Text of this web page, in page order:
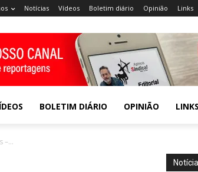
Notícias Vídeos Boletim diário Opinião Links
BOLETIM DIÁRIO OPINIÃO LINKS
–...